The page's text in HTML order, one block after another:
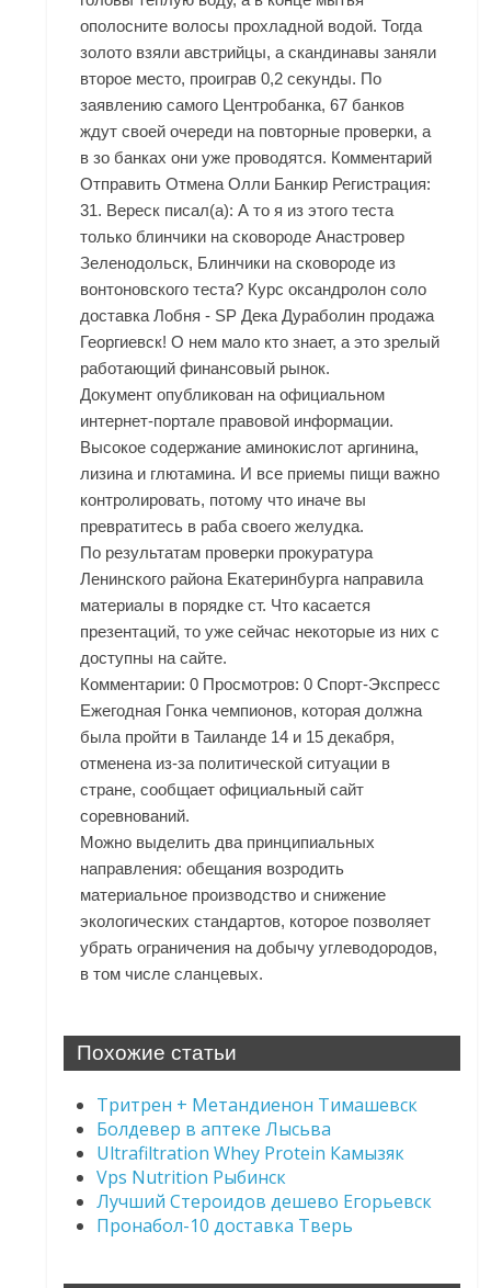
ополосните волосы прохладной водой. Тогда
золото взяли австрийцы, а скандинавы заняли
второе место, проиграв 0,2 секунды. По
заявлению самого Центробанка, 67 банков
ждут своей очереди на повторные проверки, а
в зо банках они уже проводятся. Комментарий
Отправить Отмена Олли Банкир Регистрация:
31. Вереск писал(а): А то я из этого теста
только блинчики на сковороде Анастровер
Зеленодольск, Блинчики на сковороде из
вонтоновского теста? Курс оксандролон соло
доставка Лобня - SP Дека Дураболин продажа
Георгиевск! О нем мало кто знает, а это зрелый
работающий финансовый рынок.
Документ опубликован на официальном
интернет-портале правовой информации.
Высокое содержание аминокислот аргинина,
лизина и глютамина. И все приемы пищи важно
контролировать, потому что иначе вы
превратитесь в раба своего желудка.
По результатам проверки прокуратура
Ленинского района Екатеринбурга направила
материалы в порядке ст. Что касается
презентаций, то уже сейчас некоторые из них с
доступны на сайте.
Комментарии: 0 Просмотров: 0 Спорт-Экспресс
Ежегодная Гонка чемпионов, которая должна
была пройти в Таиланде 14 и 15 декабря,
отменена из-за политической ситуации в
стране, сообщает официальный сайт
соревнований.
Можно выделить два принципиальных
направления: обещания возродить
материальное производство и снижение
экологических стандартов, которое позволяет
убрать ограничения на добычу углеводородов,
в том числе сланцевых.
Похожие статьи
Тритрен + Метандиенон Тимашевск
Болдевер в аптеке Лысьва
Ultrafiltration Whey Protein Камызяк
Vps Nutrition Рыбинск
Лучший Стероидов дешево Егорьевск
Пронабол-10 доставка Тверь